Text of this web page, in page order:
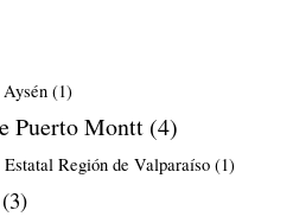
Aysén (1)
Puerto Montt (4)
Región de Valparaíso (1)
(3)